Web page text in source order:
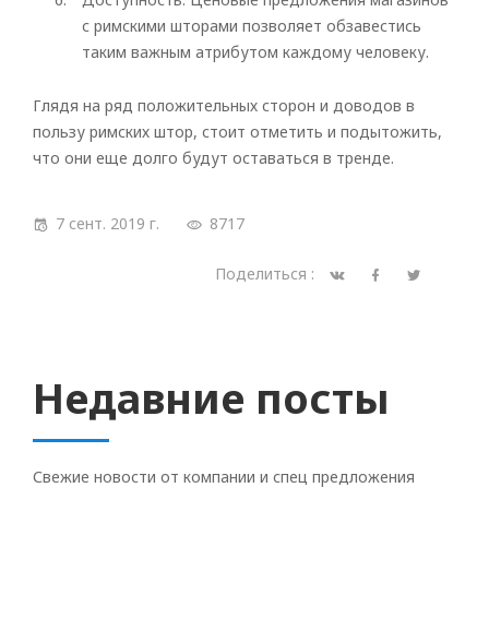
с римскими шторами позволяет обзавестись
таким важным атрибутом каждому человеку.
Глядя на ряд положительных сторон и доводов в
пользу римских штор, стоит отметить и подытожить,
что они еще долго будут оставаться в тренде.
7 сент. 2019 г. 8717
Поделиться :
Недавние посты
Свежие новости от компании и спец предложения